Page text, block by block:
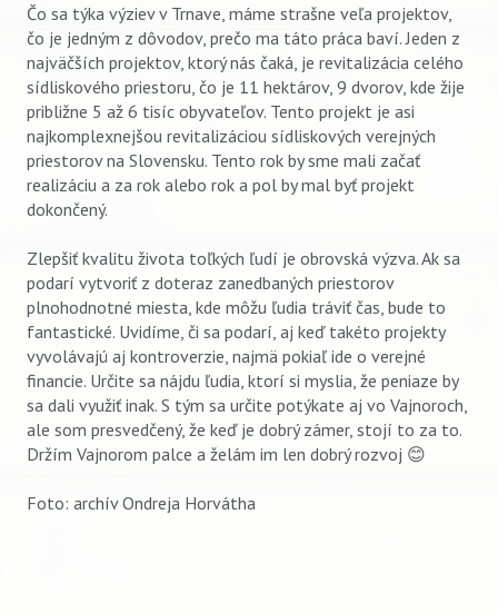
Čo sa týka výziev v Trnave, máme strašne veľa projektov,
čo je jedným z dôvodov, prečo ma táto práca baví. Jeden z
najväčších projektov, ktorý nás čaká, je revitalizácia celého
sídliskového priestoru, čo je 11 hektárov, 9 dvorov, kde žije
približne 5 až 6 tisíc obyvateľov. Tento projekt je asi
najkomplexnejšou revitalizáciou sídliskových verejných
priestorov na Slovensku. Tento rok by sme mali začať
realizáciu a za rok alebo rok a pol by mal byť projekt
dokončený.
Zlepšiť kvalitu života toľkých ľudí je obrovská výzva. Ak sa
podarí vytvoriť z doteraz zanedbaných priestorov
plnohodnotné miesta, kde môžu ľudia tráviť čas, bude to
fantastické. Uvidíme, či sa podarí, aj keď takéto projekty
vyvolávajú aj kontroverzie, najmä pokiaľ ide o verejné
financie. Určite sa nájdu ľudia, ktorí si myslia, že peniaze by
sa dali využiť inak. S tým sa určite potýkate aj vo Vajnoroch,
ale som presvedčený, že keď je dobrý zámer, stojí to za to.
Držím Vajnorom palce a želám im len dobrý rozvoj 😊
Foto: archív Ondreja Horvátha